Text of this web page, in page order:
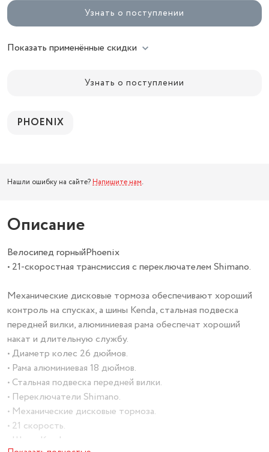
Узнать о поступлении
Показать применённые скидки
Узнать о поступлении
PHOENIX
Нашли ошибку на сайте? Напишите нам.
Описание
Велосипед горныйPhoenix
• 21-скоростная трансмиссия с переключателем Shimano.
Механические дисковые тормоза обеспечивают хороший
контроль на спусках, а шины Kenda, стальная подвеска
передней вилки, алюминиевая рама обеспечат хороший
накат и длительную службу.
• Диаметр колес 26 дюймов.
• Рама алюминиевая 18 дюймов.
• Стальная подвеска передней вилки.
• Переключатели Shimano.
• Механические дисковые тормоза.
• 21 скорость.
• Шины Kenda.